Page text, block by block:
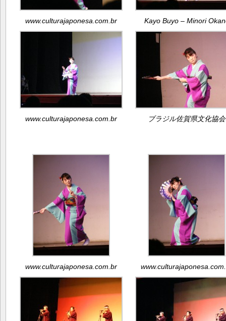
www.culturajaponesa.com.br Kayo Buyo – Minori
www.culturajaponesa.com.br ブラジル佐賀県文化協会
www.culturajaponesa.com.br